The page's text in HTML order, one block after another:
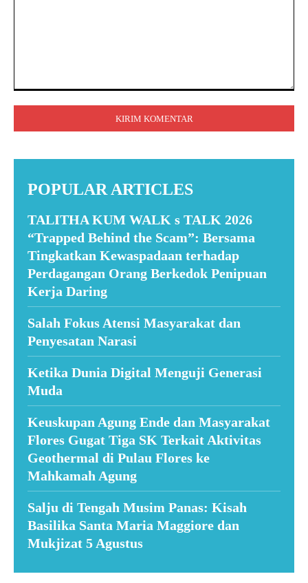
POPULAR ARTICLES
TALITHA KUM WALK s TALK 2026
“Trapped Behind the Scam”: Bersama
Tingkatkan Kewaspadaan terhadap
Perdagangan Orang Berkedok Penipuan
Kerja Daring
Salah Fokus Atensi Masyarakat dan
Penyesatan Narasi
Ketika Dunia Digital Menguji Generasi
Muda
Keuskupan Agung Ende dan Masyarakat
Flores Gugat Tiga SK Terkait Aktivitas
Geothermal di Pulau Flores ke
Mahkamah Agung
Salju di Tengah Musim Panas: Kisah
Basilika Santa Maria Maggiore dan
Mukjizat 5 Agustus